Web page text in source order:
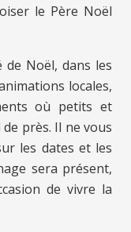
le Père Noël
de Noël, dans les
locales,
où petits et
près. Il ne vous
les dates et les
sera présent,
de vivre la